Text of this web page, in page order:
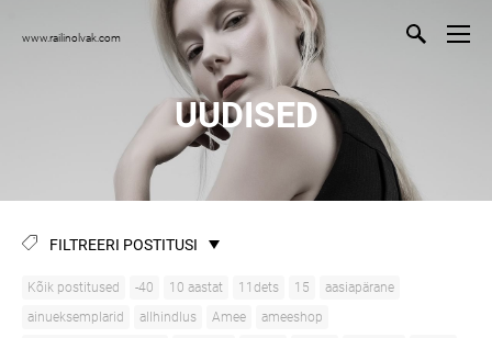
www.railinolvak.com
UUDISED
FILTREERI POSTITUSI
Kõik postitused -40 10 aastat 11dets 15
aasiapärane
ainueksemplarid
allhindlus Amee
ameeshop